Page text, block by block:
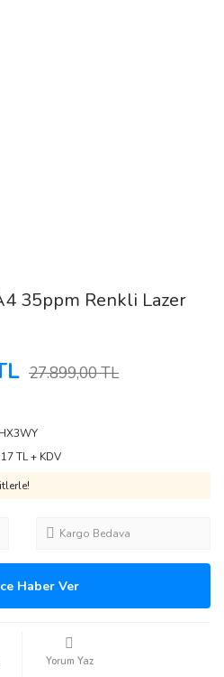
35ppm Renkli Lazer
27.899,00 TL
TL + KDV
Kargo Bedava
Haber Ver
Yorum Yaz